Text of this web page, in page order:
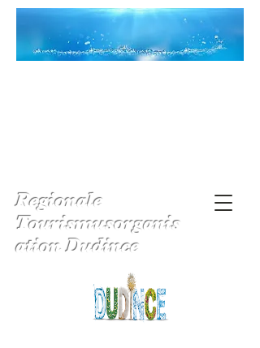
Regionale
Tourismusorganis
ation Dudince